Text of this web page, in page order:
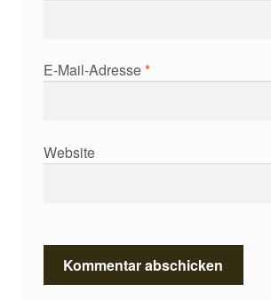
E-Mail-Adresse*
Website